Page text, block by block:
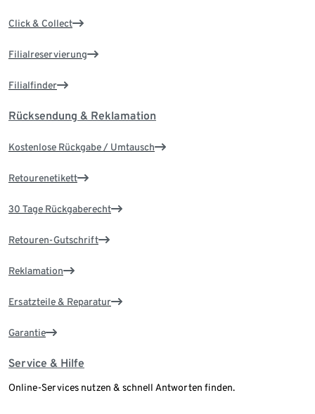
Click & Collect
Filialreservierung
Filialfinder
Rücksendung & Reklamation
Kostenlose Rückgabe / Umtausch
Retourenetikett
30 Tage Rückgaberecht
Retouren-Gutschrift
Reklamation
Ersatzteile & Reparatur
Garantie
Service & Hilfe
Online-Services nutzen & schnell Antworten finden.